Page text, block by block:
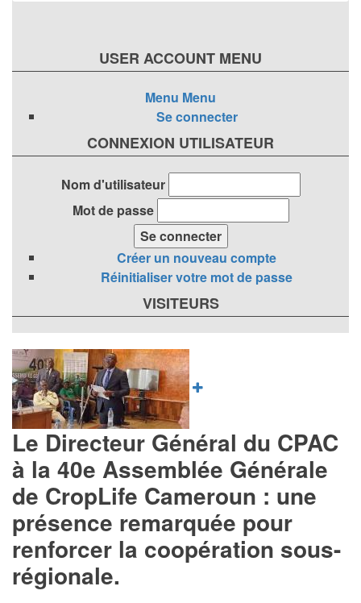
USER ACCOUNT MENU
Menu Menu
Se connecter
CONNEXION UTILISATEUR
Nom d'utilisateur
Mot de passe
Créer un nouveau compte
Réinitialiser votre mot de passe
VISITEURS
Image
Le Directeur Général du CPAC
à la 40e Assemblée Générale
de CropLife Cameroun : une
présence remarquée pour
renforcer la coopération sous-
régionale.